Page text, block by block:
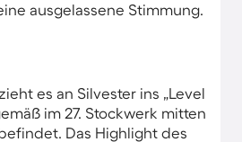
ausgelassene Stimmung.
es an Silvester ins „Level
im 27. Stockwerk mitten
Das Highlight des